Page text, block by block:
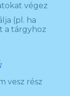
végez
(pl. ha
a tárgyhoz
vesz rész